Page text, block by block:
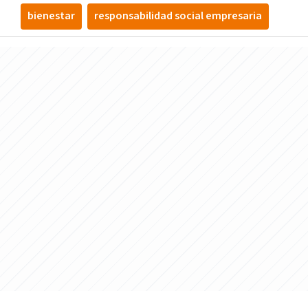
bienestar responsabilidad social empresaria